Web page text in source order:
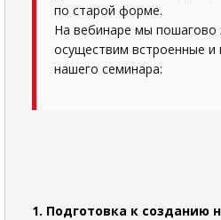
по старой форме.
На вебинаре мы пошагово
осуществим встроенные и
нашего семинара:
1. Подготовка к созданию